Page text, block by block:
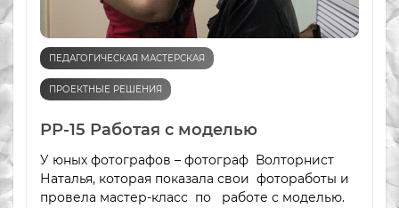
ПЕДАГОГИЧЕСКАЯ МАСТЕРСКАЯ
ПРОЕКТНЫЕ РЕШЕНИЯ
РР-15 Работая с моделью
У юных фотографов – фотограф Волторнист
Наталья, которая показала свои фотоработы и
провела мастер-класс по работе с моделью.